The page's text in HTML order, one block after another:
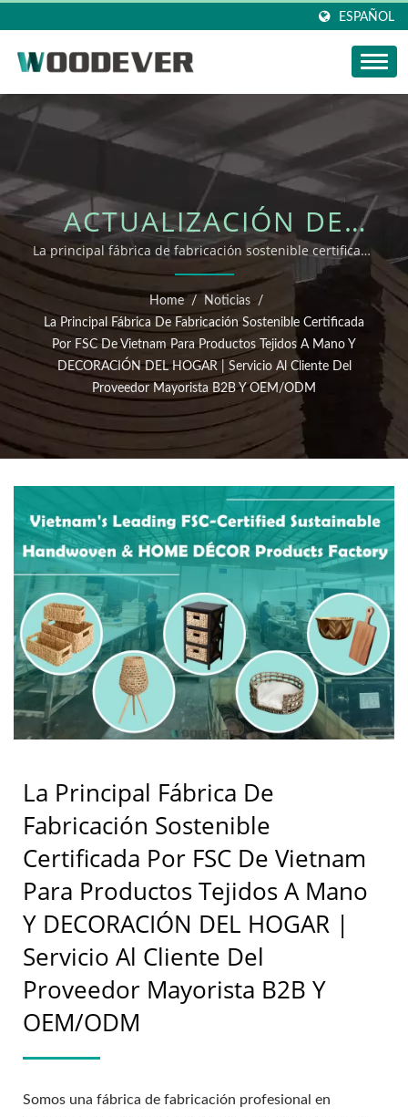
ESPAÑOL
ACTUALIZACIÓN DE
NOTICIAS DE
WOODEVER: LA
PRINCIPAL FÁBRICA DE
FABRICACIÓN
SOSTENIBLE
CERTIFICADA POR FSC
DE VIETNAM PARA
PRODUCTOS TEJIDOS A
MANO Y DECORACIÓN
DEL HOGAR | SERVICIO
AL CLIENTE DEL
PROVEEDOR
MAYORISTA B2B Y
OEM/ODM
La principal fábrica de fabricación sostenible certificada
por FSC de Vietnam para productos tejidos a mano y
DECORACIÓN DEL HOGAR | Proveedor mayorista B2B y
OEM/ODM
Home / Noticias
/
La Principal Fábrica De Fabricación Sostenible Certificada
Por FSC De Vietnam Para Productos Tejidos A Mano Y
DECORACIÓN DEL HOGAR | Servicio Al Cliente Del
Proveedor Mayorista B2B Y OEM/ODM
La Principal Fábrica De
Fabricación Sostenible
Certificada Por FSC De Vietnam
Para Productos Tejidos A Mano
Y DECORACIÓN DEL HOGAR |
Servicio Al Cliente Del
Proveedor Mayorista B2B Y
OEM/ODM
Somos una fábrica de fabricación profesional en